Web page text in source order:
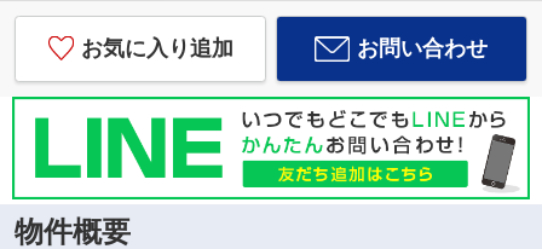
お気に入り追加 お問い合わせ
物件概要